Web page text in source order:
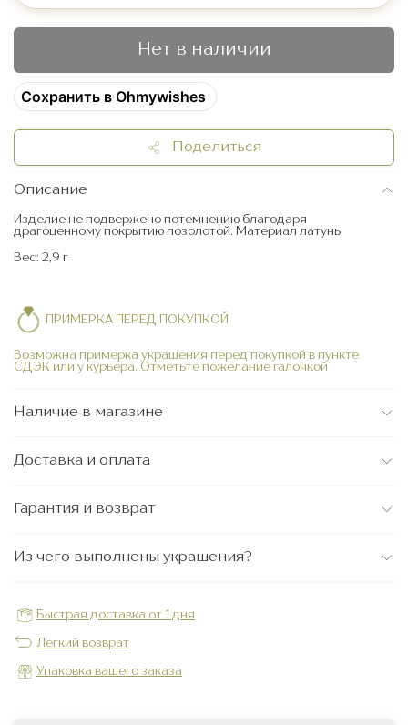
Нет в наличии
Сохранить в Ohmywishes
Поделиться
Описание
Изделие не подвержено потемнению благодаря
драгоценному покрытию позолотой. Материал латунь
Вес: 2,9 г
ПРИМЕРКА ПЕРЕД ПОКУПКОЙ
Возможна примерка украшения перед покупкой в пункте
СДЭК или у курьера. Отметьте пожелание галочкой
Наличие в магазине
Доставка и оплата
Гарантия и возврат
Из чего выполнены украшения?
Быстрая доставка от 1 дня
Легкий возврат
Упаковка вашего заказа